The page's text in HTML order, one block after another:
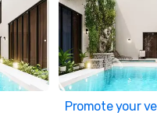
Promote your